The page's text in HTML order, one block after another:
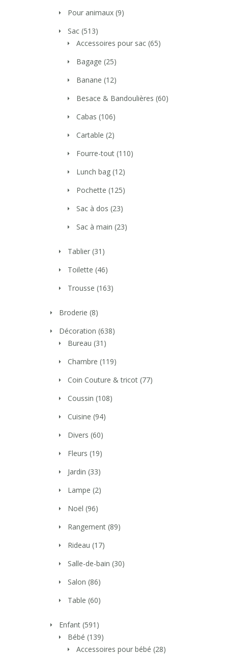
Pour animaux (9)
Sac (513)
Accessoires pour sac (65)
Bagage (25)
Banane (12)
Besace & Bandoulières (60)
Cabas (106)
Cartable (2)
Fourre-tout (110)
Lunch bag (12)
Pochette (125)
Sac à dos (23)
Sac à main (23)
Tablier (31)
Toilette (46)
Trousse (163)
Broderie (8)
Décoration (638)
Bureau (31)
Chambre (119)
Coin Couture & tricot (77)
Coussin (108)
Cuisine (94)
Divers (60)
Fleurs (19)
Jardin (33)
Lampe (2)
Noël (96)
Rangement (89)
Rideau (17)
Salle-de-bain (30)
Salon (86)
Table (60)
Enfant (591)
Bébé (139)
Accessoires pour bébé (28)